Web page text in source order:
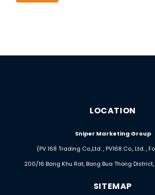
LOCATION
Sniper Marketing Group
(PV 168 Trading Co.,Ltd. , PV168 Co., Ltd. ,
200/16 Bang Khu Rat, Bang Bua Thong District,
SITEMAP